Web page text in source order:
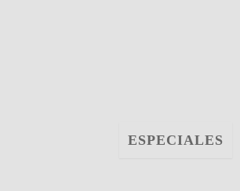
ESPECIALES